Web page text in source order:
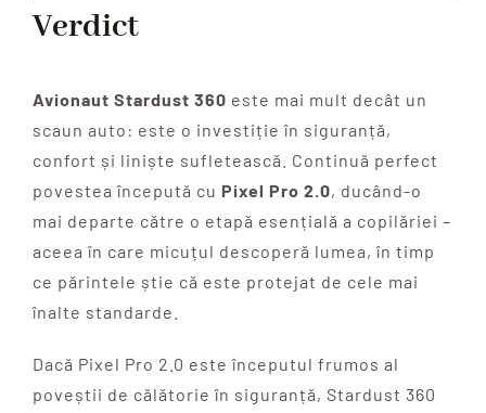
Verdict
Avionaut Stardust 360 este mai mult decât un
scaun auto: este o investiție în siguranță,
confort și liniște sufletească. Continuă perfect
povestea începută cu Pixel Pro 2.0, ducând-o
mai departe către o etapă esențială a copilăriei –
aceea în care micuțul descoperă lumea, în timp
ce părintele știe că este protejat de cele mai
înalte standarde.
Dacă Pixel Pro 2.0 este începutul frumos al
poveștii de călătorie în siguranță, Stardust 360